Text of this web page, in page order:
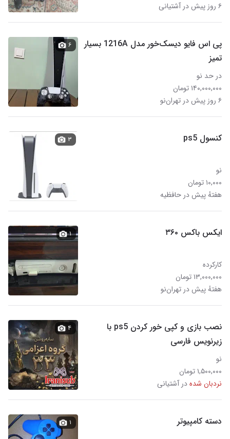
۶ روز پیش در آشتیانی
پی اس فایو دیسک‌خور مدل 1216A بسیار
تمیز
در حد نو
۱۴۰,۰۰۰,۰۰۰ تومان
۶ روز پیش در تهران‌نو
۶
کنسول ps5
نو
۱۰,۰۰۰ تومان
هفتهٔ پیش در حافظیه
۳
ایکس باکس ۳۶۰
کارکرده
۱۳,۰۰۰,۰۰۰ تومان
هفتهٔ پیش در تهران‌نو
۱
نصب بازی و کپی خور کردن ps5 با
زیرنویس فارسی
نو
۱,۵۰۰,۰۰۰ تومان
نردبان شدهدر آشتیانی
۴
دسته کامپیوتر ۱